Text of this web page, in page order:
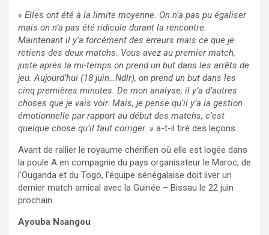
« Elles ont été à la limite moyenne. On n’a pas pu égaliser
mais on n’a pas été ridicule durant la rencontre.
Maintenant il y’a forcément des erreurs mais ce que je
retiens des deux matchs. Vous avez au premier match,
juste après la mi-temps on prend un but dans les arrêts de
jeu. Aujourd’hui (18 juin…Ndlr), on prend un but dans les
cinq premières minutes. De mon analyse, il y’a d’autres
choses que je vais voir. Mais, je pense qu’il y’a la gestion
émotionnelle par rapport au début des matchs, c’est
quelque chose qu’il faut corriger. » a-t-il tiré des leçons.
Avant de rallier le royaume chérifien où elle est logée dans
la poule A en compagnie du pays organisateur le Maroc, de
l’Ouganda et du Togo, l’équipe sénégalaise doit liver un
dernier match amical avec la Guinée – Bissau le 22 juin
prochain.
Ayouba Nsangou